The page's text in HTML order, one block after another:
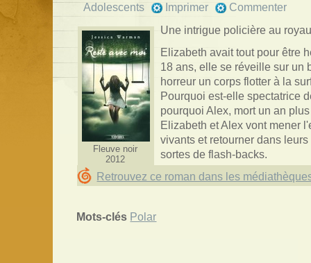
Adolescents
Imprimer Commenter
Fleuve noir
2012
Une intrigue policière au
Elizabeth avait tout pour être
18 ans, elle se réveille sur un
horreur un corps flotter à la
Pourquoi est-elle spectatrice
pourquoi Alex, mort un an
Elizabeth et Alex vont mener
vivants et retourner dans
sortes de flash-backs.
Retrouvez ce roman dans les
Mots-clés Polar